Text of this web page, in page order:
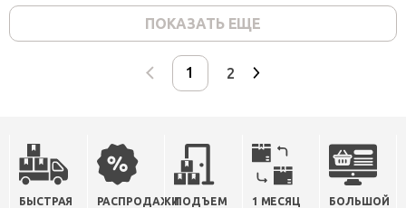
ПОКАЗАТЬ ЕЩЕ
2
БЫСТРАЯ
РАСПРОДАЖИПОДЪЕМ
1 МЕСЯЦ
БОЛЬШОЙ